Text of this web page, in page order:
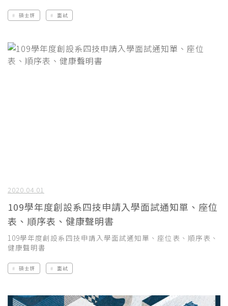
碩士班 面試
2020.04.01
109學年度創設系四技申請入學面試通知單、座位
表、順序表、健康聲明書
109學年度創設系四技申請入學面試通知單、座位表、順序表、
健康聲明書
碩士班 面試